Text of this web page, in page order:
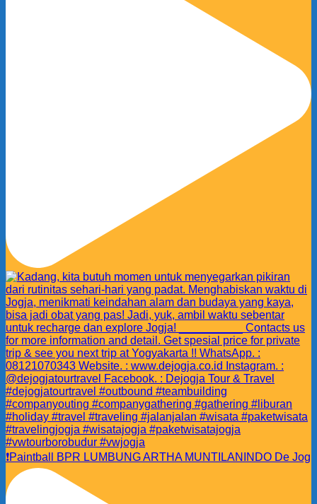
❗️Paintball BPR LUMBUNG ARTHA MUNTILANINDO De Jog